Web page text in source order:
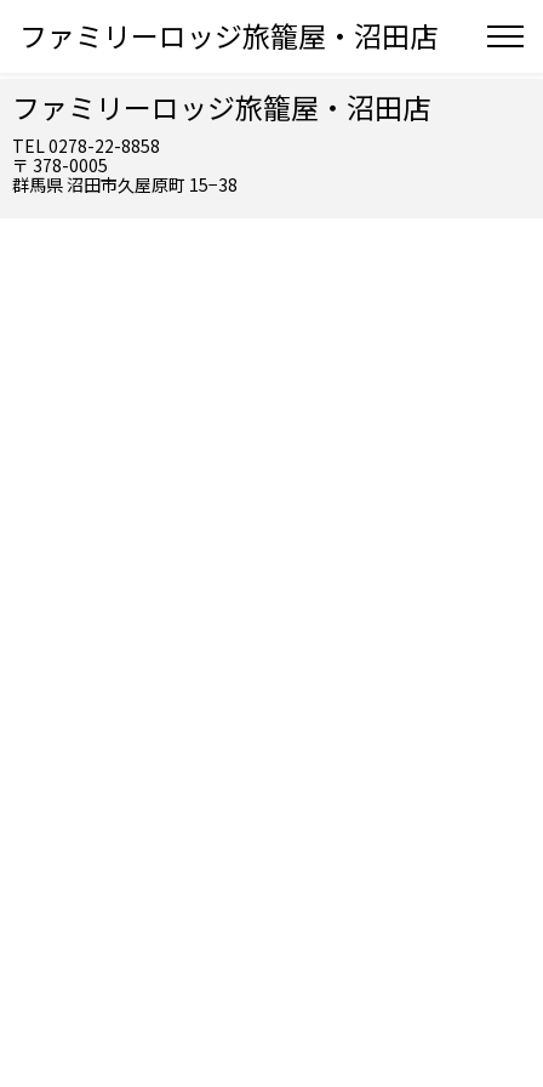
ファミリーロッジ旅籠屋・沼田店
ファミリーロッジ旅籠屋・沼田店
TEL 0278-22-8858
〒 378-0005
群馬県 沼田市久屋原町 15−38